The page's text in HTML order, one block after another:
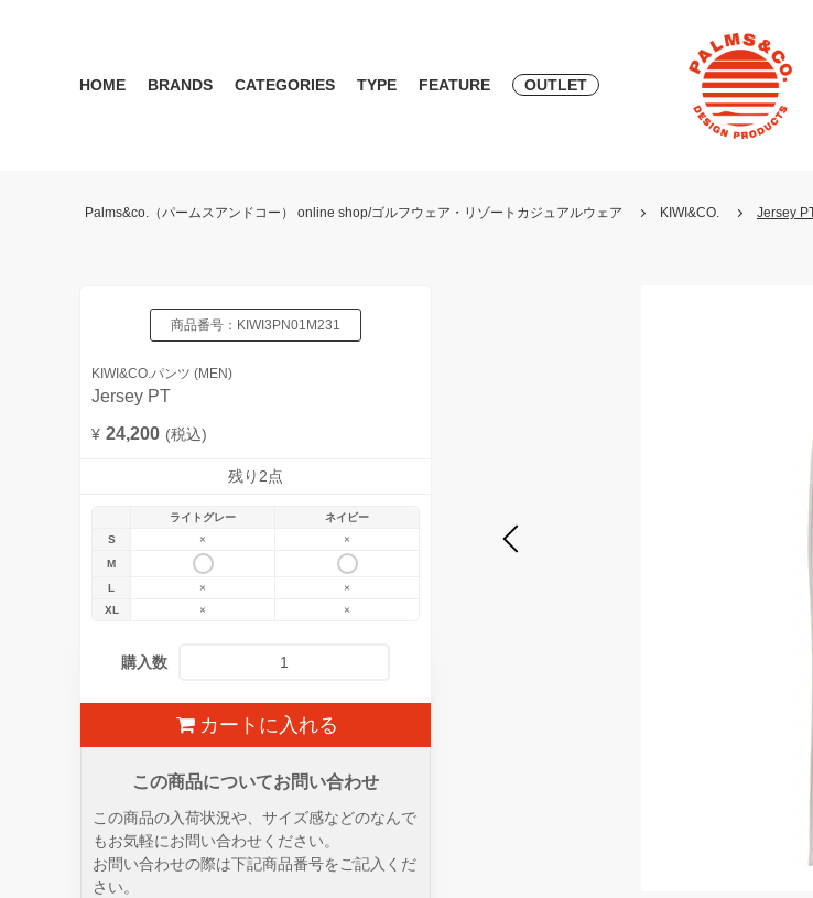
HOME BRANDS CATEGORIES TYPE FEATURE OUTLET
Palms&co.（パームスアンドコー） online shop/ゴルフウェア・リゾートカジュアルウェア KIWI&CO. Jersey
商品番号： KIWI3PN01M231
KIWI&CO.パンツ (MEN)
Jersey PT
¥ 24,200 (税込)
残り2点
ライトグレー
ネイビー
S
×
×
M
L
×
×
XL
× ×
購入数
カートに入れる
この商品についてお問い合わせ
この商品の入荷状況や、サイズ感などのなんで
もお気軽にお問い合わせください。
お問い合わせの際は下記商品番号をご記入くだ
さい。